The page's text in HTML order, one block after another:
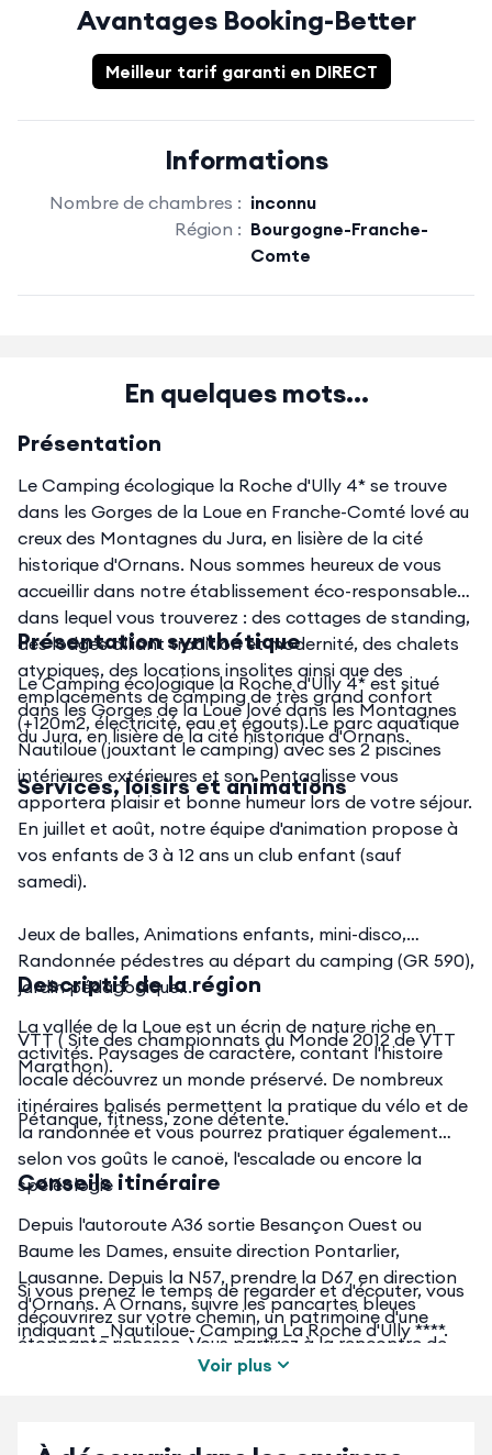
Avantages Booking-Better
Meilleur tarif garanti en DIRECT
Informations
Nombre de chambres : inconnu
Région : Bourgogne-Franche-
Comte
En quelques mots...
Présentation
Le Camping écologique la Roche d'Ully 4* se trouve
dans les Gorges de la Loue en Franche-Comté lové au
creux des Montagnes du Jura, en lisière de la cité
historique d'Ornans. Nous sommes heureux de vous
accueillir dans notre établissement éco-responsable
dans lequel vous trouverez : des cottages de standing,
des lodges alliant tradition et modernité, des chalets
atypiques, des locations insolites ainsi que des
emplacements de camping de très grand confort
(+120m2, électricité, eau et égouts).Le parc aquatique
Nautiloue (jouxtant le camping) avec ses 2 piscines
intérieures extérieures et son Pentaglisse vous
apportera plaisir et bonne humeur lors de votre séjour.
Présentation synthétique
Le Camping écologique la Roche d'Ully 4* est situé
dans les Gorges de la Loue lové dans les Montagnes
du Jura, en lisière de la cité historique d'Ornans.
Services, loisirs et animations
En juillet et août, notre équipe d'animation propose à
vos enfants de 3 à 12 ans un club enfant (sauf
samedi).
Jeux de balles, Animations enfants, mini-disco,
Randonnée pédestres au départ du camping (GR 590),
jardin pédagogique...
VTT ( Site des championnats du Monde 2012 de VTT
Marathon).
Pétanque, fitness, zone détente.
Descriptif de la région
La vallée de la Loue est un écrin de nature riche en
activités. Paysages de caractère, contant l'histoire
locale découvrez un monde préservé. De nombreux
itinéraires balisés permettent la pratique du vélo et de
la randonnée et vous pourrez pratiquer également
selon vos goûts le canoë, l'escalade ou encore la
spéléologie
Si vous prenez le temps de regarder et d'écouter, vous
découvrirez sur votre chemin, un patrimoine d'une
étonnante richesse. Vous partirez à la rencontre de
l'histoire locale où culture et traditions se perpétuent à
comtois, de la vigne, de la fromagerie ou encore du
Conseils itinéraire
Depuis l'autoroute A36 sortie Besançon Ouest ou
Baume les Dames, ensuite direction Pontarlier,
Lausanne. Depuis la N57, prendre la D67 en direction
d'Ornans. A Ornans, suivre les pancartes bleues
indiquant _Nautiloue- Camping La Roche d'Ully ****.
Voir plus